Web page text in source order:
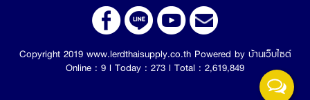
Copyright 2019 www.lerdthaisupply.co.th Powered by บ้านเว็บไซต์
Online : 9 l Today : 273 l Total : 2,619,849